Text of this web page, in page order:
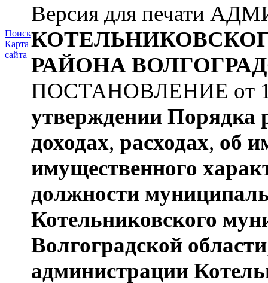
Поиск
Карта
сайта
Версия для печати
РАЙОНА
ПОСТАНОВЛЕНИЕ от
утверждении Порядка
доходах, расходах, об
имущественного
должности
Котельниковского
Волгоградской области
администрации